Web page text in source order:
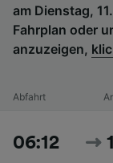
am Dienstag,
Fahrplan oder
anzuzeigen,
Abfahrt
06:12